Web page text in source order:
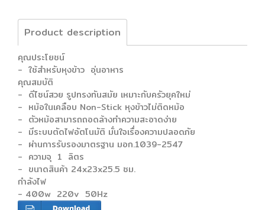
Product description
คุณประโยชน์
- ใช้สำหรับหุงข้าว อุ่นอาหาร
คุณสมบัติ
- ดีไซน์สวย รูปทรงทันสมัย เหมาะกับครัวยุคใหม่
- หม้อในเคลือบ Non-Stick หุงข้าวไม่ติดหม้อ
- ตัวหม้อสามารถถอดล้างทำความสะอาดง่าย
- มีระบบตัดไฟอัตโนมัติ มั่นใจเรื่องความปลอดภัย
- ผ่านการรับรองมาตรฐาน มอก.1039-2547
- ความจุ 1 ลิตร
- ขนาดสินค้า 24x23x25.5 ซม.
กำลังไฟ
- 400w 220v 50Hz